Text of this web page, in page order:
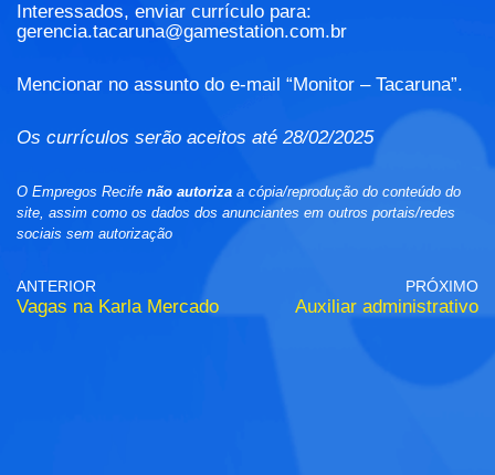
Interessados, enviar currículo para:
gerencia.tacaruna@gamestation.com.br
Mencionar no assunto do e-mail “Monitor – Tacaruna”.
Os currículos serão aceitos até 28/02/2025
O Empregos Recife não autoriza a cópia/reprodução do conteúdo do
site, assim como os dados dos anunciantes em outros portais/redes
sociais sem autorização
ANTERIOR
Vagas na Karla Mercado
PRÓXIMO
Auxiliar administrativo